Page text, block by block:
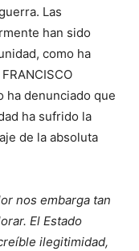
Las
han sido
como ha
ha denunciado que
ha sufrido la
de la absoluta
nos embarga tan
El Estado
ilegitimidad,